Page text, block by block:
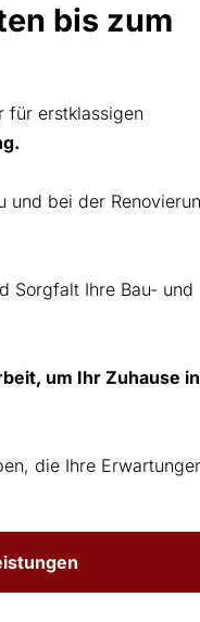
bis zum
für erstklassigen
.
und bei der
Sorgfalt Ihre Bau- und
um Ihr Zuhause
die Ihre